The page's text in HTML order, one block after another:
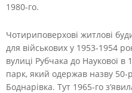
1980-го.
Чотириповерхові житлові
для військових у 1953-1954
вулиці Рубчака до Наукової
парк, який одержав назву
Боднарівка. Тут 1965-го